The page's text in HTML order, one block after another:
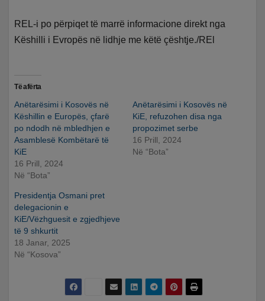
REL-i po përpiqet të marrë informacione direkt nga
Këshilli i Evropës në lidhje me këtë çështje./REl
Të afërta
Anëtarësimi i Kosovës në
Këshillin e Europës, çfarë
po ndodh në mbledhjen e
Asamblesë Kombëtarë të
KiE
16 Prill, 2024
Në “Bota”
Anëtarësimi i Kosovës në
KiE, refuzohen disa nga
propozimet serbe
16 Prill, 2024
Në “Bota”
Presidentja Osmani pret
delegacionin e
KiE/Vëzhguesit e zgjedhjeve
të 9 shkurtit
18 Janar, 2025
Në “Kosova”